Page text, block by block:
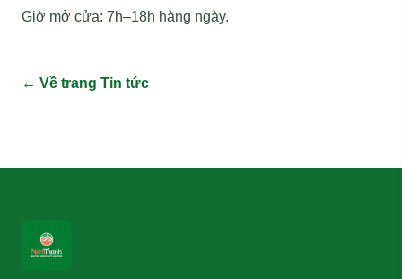
Giờ mở cửa: 7h–18h hàng ngày.
← Về trang Tin tức